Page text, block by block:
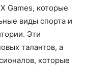
Games, которые
виды спорта и
Эти
талантов, а
которые